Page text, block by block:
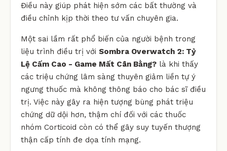
Điều này giúp phát hiện sớm các bất thường và
điều chỉnh kịp thời theo tư vấn chuyên gia.
Một sai lầm rất phổ biến của người bệnh trong
liệu trình điều trị với Sombra Overwatch 2: Tỷ
Lệ Cấm Cao - Game Mất Cân Bằng? là khi thấy
các triệu chứng lâm sàng thuyên giảm liền tự ý
ngưng thuốc mà không thông báo cho bác sĩ điều
trị. Việc này gây ra hiện tượng bùng phát triệu
chứng dữ dội hơn, thậm chí đối với các thuốc
nhóm Corticoid còn có thể gây suy tuyến thượng
thận cấp tính đe dọa tính mạng.